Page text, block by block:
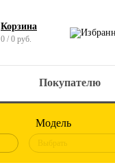
Корзина
0 / 0 руб.
Покупателю
Модель
Выбрать